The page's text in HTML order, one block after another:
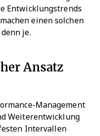
Entwicklungstrends
einen solchen
je.
Ansatz
Management
Weiterentwicklung
Intervallen